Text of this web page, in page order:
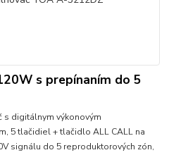
s prepínaním do 5
s digitálnym výkonovým
5 tlačidiel + tlačidlo ALL CALL na
signálu do 5 reproduktorových zón,